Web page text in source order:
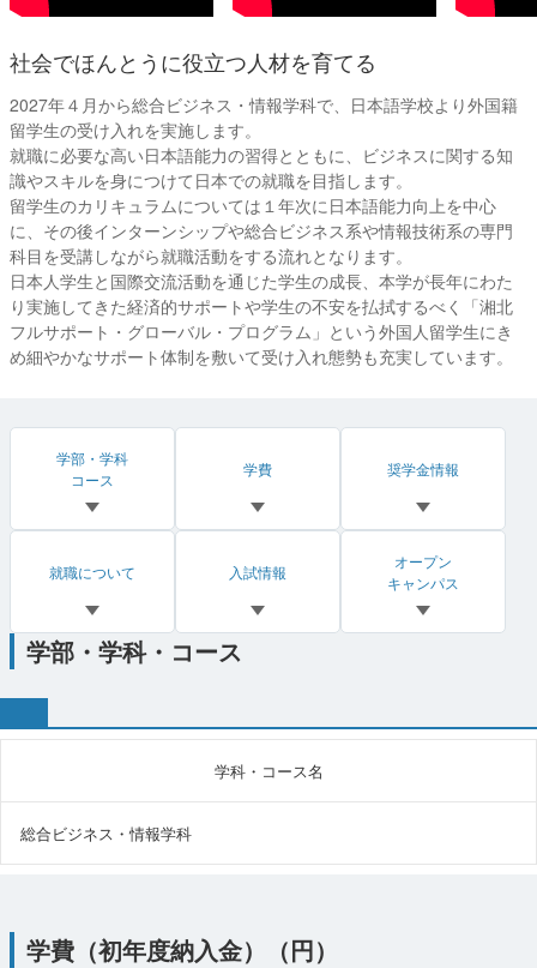
社会でほんとうに役立つ人材を育てる
2027年４月から総合ビジネス・情報学科で、日本語学校より外国籍
留学生の受け入れを実施します。
就職に必要な高い日本語能力の習得とともに、ビジネスに関する知
識やスキルを身につけて日本での就職を目指します。
留学生のカリキュラムについては１年次に日本語能力向上を中心
に、その後インターンシップや総合ビジネス系や情報技術系の専門
科目を受講しながら就職活動をする流れとなります。
日本人学生と国際交流活動を通じた学生の成長、本学が長年にわた
り実施してきた経済的サポートや学生の不安を払拭するべく「湘北
フルサポート・グローバル・プログラム」という外国人留学生にき
め細やかなサポート体制を敷いて受け入れ態勢も充実しています。
学部・学科
コース
学費 奨学金情報
就職について 入試情報
オープン
キャンパス
学部・学科・コース
学科・コース名
総合ビジネス・情報学科
学費（初年度納入金）（円）